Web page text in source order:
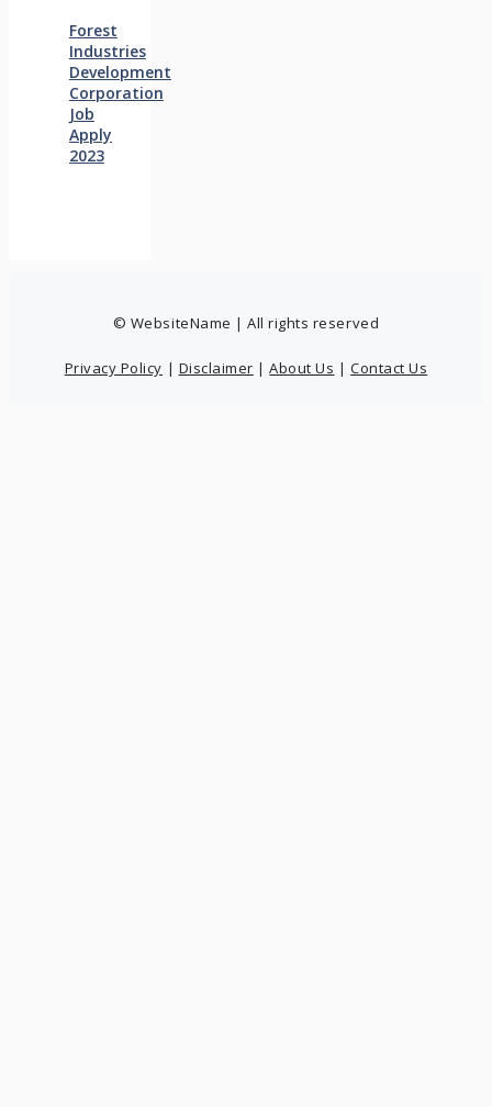
Forest
Industries
Development
Corporation
Job
Apply
2023
© WebsiteName | All rights reserved
Privacy Policy | Disclaimer |About Us |Contact Us